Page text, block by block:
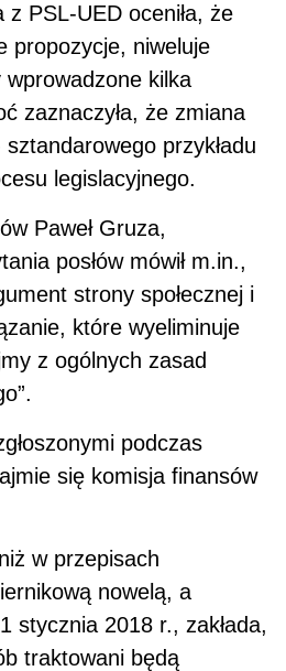
PSL-UED oceniła, że
propozycje, niweluje
kilka
zaznaczyła, że zmiana
przykładu
legislacyjnego.
Paweł Gruza,
posłów mówił m.in.,
strony społecznej i
które wyeliminuje
z ogólnych zasad
podczas
się komisja finansów
w przepisach
nowelą, a
stycznia 2018 r., zakłada,
traktowani będą